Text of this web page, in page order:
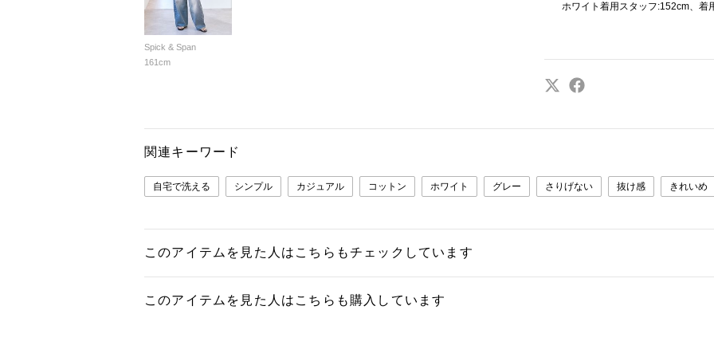
Spick & Span
161cm
ホワイト着用スタッフ:152cm、着
関連キーワード
自宅で洗える シンプル カジュアル コットン ホワイト グレー さりげない 抜け感 きれいめ
このアイテムを見た人はこちらもチェックしています
このアイテムを見た人はこちらも購入しています